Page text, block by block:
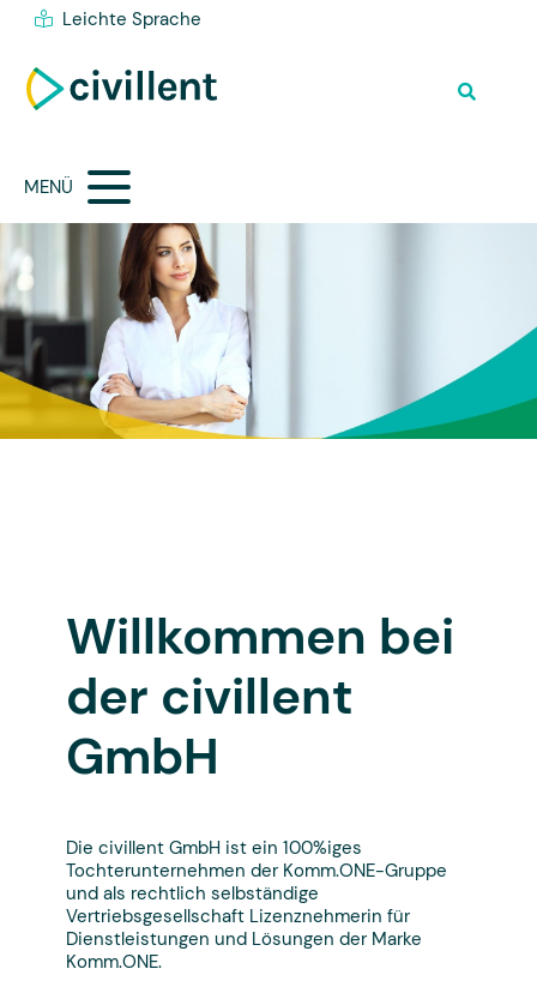
Leichte Sprache
MENÜ
Willkommen bei
der civillent
GmbH
Die civillent GmbH ist ein 100%iges
Tochterunternehmen der Komm.ONE-Gruppe
und als rechtlich selbständige
Vertriebsgesellschaft Lizenznehmerin für
Dienstleistungen und Lösungen der Marke
Komm.ONE.